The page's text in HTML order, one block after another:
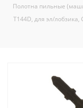
Полотна пильные
T144D, для эл/